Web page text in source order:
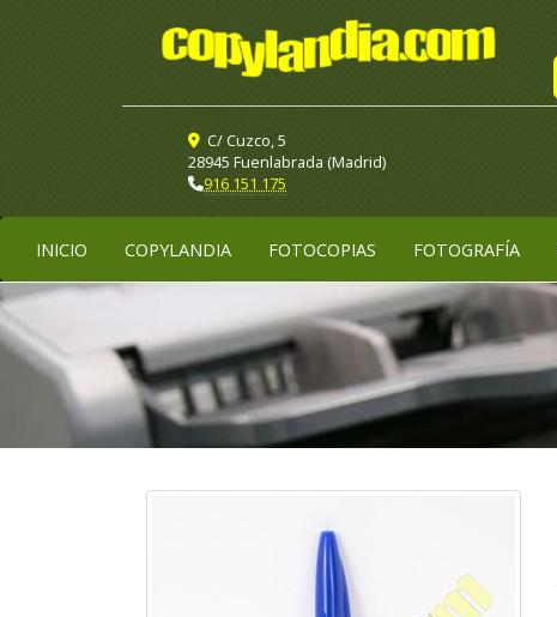
C/ Cuzco, 5
28945 Fuenlabrada (Madrid)
916 151 175
INICIO COPYLANDIA FOTOCOPIAS FOTOGRAFÍA